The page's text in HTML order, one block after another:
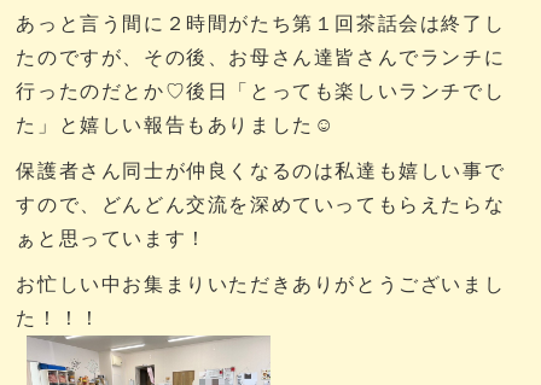
あっと言う間に２時間がたち第１回茶話会は終了し
たのですが、その後、お母さん達皆さんでランチに
行ったのだとか♡後日「とっても楽しいランチでし
た」と嬉しい報告もありました☺
保護者さん同士が仲良くなるのは私達も嬉しい事で
すので、どんどん交流を深めていってもらえたらな
ぁと思っています！
お忙しい中お集まりいただきありがとうございまし
た！！！